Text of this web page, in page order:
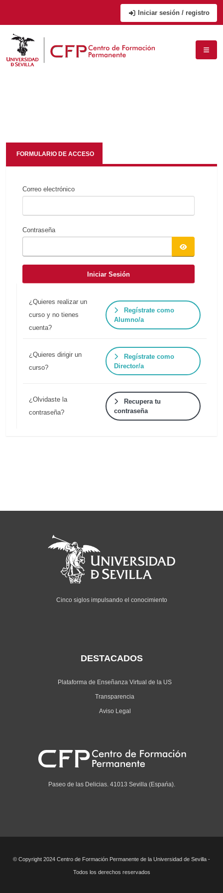
Iniciar sesión / registro
FORMULARIO DE ACCESO
Correo electrónico
Contraseña
Iniciar Sesión
¿Quieres realizar un
curso y no tienes
cuenta?
Regístrate como
Alumno/a
¿Quieres dirigir un
curso?
Regístrate como
Director/a
¿Olvidaste la
contraseña?
Recupera tu
contraseña
Cinco siglos impulsando el conocimiento
DESTACADOS
Plataforma de Enseñanza Virtual de la US
Transparencia
Aviso Legal
Paseo de las Delicias. 41013 Sevilla (Espańa).
© Copyright 2024 Centro de Formación Permanente de la Universidad de Sevilla -
Todos los derechos reservados